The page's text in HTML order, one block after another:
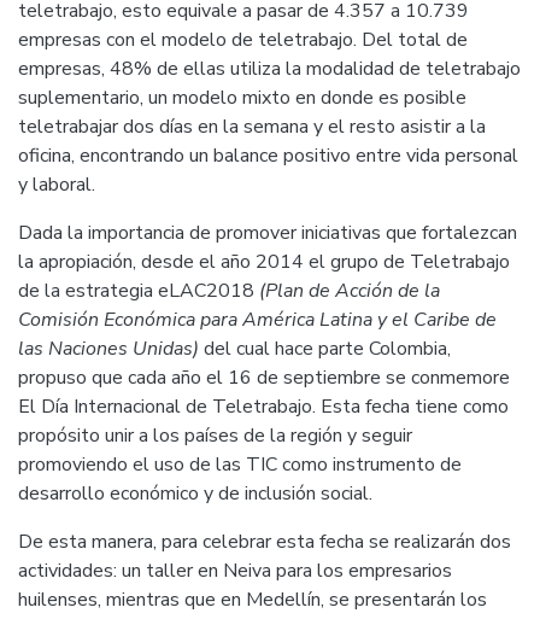
teletrabajo, esto equivale a pasar de 4.357 a 10.739
empresas con el modelo de teletrabajo. Del total de
empresas, 48% de ellas utiliza la modalidad de teletrabajo
suplementario, un modelo mixto en donde es posible
teletrabajar dos días en la semana y el resto asistir a la
oficina, encontrando un balance positivo entre vida personal
y laboral.
Dada la importancia de promover iniciativas que fortalezcan
la apropiación, desde el año 2014 el grupo de Teletrabajo
de la estrategia eLAC2018 (Plan de Acción de la
Comisión Económica para América Latina y el Caribe de
las Naciones Unidas) del cual hace parte Colombia,
propuso que cada año el 16 de septiembre se conmemore
El Día Internacional de Teletrabajo. Esta fecha tiene como
propósito unir a los países de la región y seguir
promoviendo el uso de las TIC como instrumento de
desarrollo económico y de inclusión social.
De esta manera, para celebrar esta fecha se realizarán dos
actividades: un taller en Neiva para los empresarios
huilenses, mientras que en Medellín, se presentarán los